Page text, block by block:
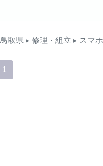
鳥取県 ▸ 修理・組立 ▸ スマホ
1